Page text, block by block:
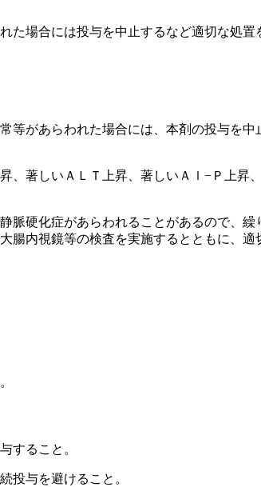
場合には投与を中止するなど適切な処置
があらわれた場合には、本剤の投与を
著しいＡＬＴ上昇、著しいＡｌ−Ｐ上昇
硬化症があらわれることがあるので、
腸内視鏡等の検査を実施するとともに、
すること。
投与を避けること。